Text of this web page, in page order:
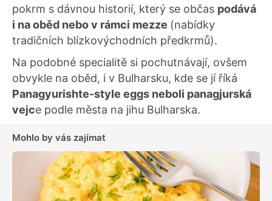
pokrm s dávnou historií, který se občas podává
i na oběd nebo v rámci mezze (nabídky
tradičních blízkovýchodních předkrmů).
Na podobné specialitě si pochutnávají, ovšem
obvykle na oběd, i v Bulharsku, kde se jí říká
Panagyurishte-style eggs neboli panagjurská
vejce podle města na jihu Bulharska.
Mohlo by vás zajímat